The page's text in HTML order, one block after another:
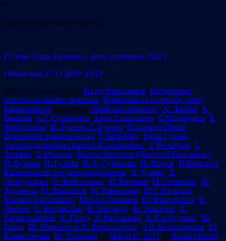
*
Прилагаю еще один снимок
Гутман Гирш Аронович, фото примерно 1922 г.
Обновлено 27.11.2019 21:24
This entry was posted in Из глубины веков, Интересные
материалы наших земляков, Информация к старому сайту,
Калинковичи and tagged «Миколка-паровоз», А. Лазбин, А.
Пикман, А.Г. Субботина, Арон Симанович, Б. Медведник, Б.
Фейгельман, В. Букчин. Б. Букчин, Владимир Лякин,
Временное правительство, Г. Шлейфер, Гирш Гутман,
железнодорожная станция Калинковичи, З. Вольфсон, З.
Зеленко, З. Михлин, Змитро Виталин (Дмитрий Сергиевич),
И. Бухман, И. Гузман, И. К. Субботин, И. Черток, И.Беркович,
Калинковичи предреволюционные, Л. Дущиц, Л.
Лиокумович, Л. Фейгельман, М. Баргман, М. Герштейн, М.
Журавель, М. Мышелов, М. Рабинович, М.Г. Герчиков,
Михаил Барташевич, Михась Лыньков, Н. Факторович, П.
Левина, С. Безуевский, Ф. Винокур, Ф. Эпштейн, Х.
Гаммельштейн, Х. Голод, Х. Рагинский, Х. Слободской, Ш.
Голод, Ш. Миневич и Х. Комиссарчик, Э.В. Комиссарчик, Ю.
Комиссарчик, Ю. Утевская on March 11, 2017 by Aaron Shustin.